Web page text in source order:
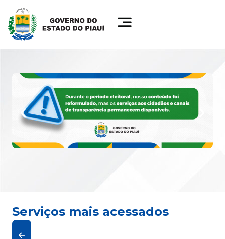
Serviços mais acessados